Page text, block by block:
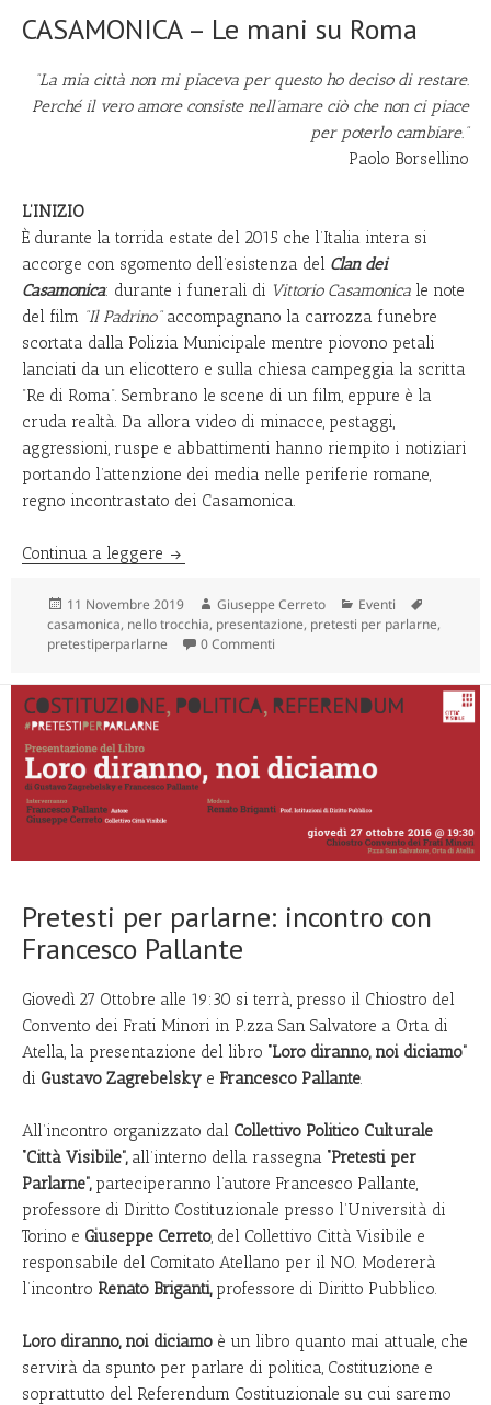
CASAMONICA – Le mani su Roma
“La mia città non mi piaceva per questo ho deciso di restare.
Perché il vero amore consiste nell’amare ciò che non ci piace
per poterlo cambiare.”
Paolo Borsellino
L’INIZIO
È durante la torrida estate del 2015 che l’Italia intera si
accorge con sgomento dell’esistenza del Clan dei
Casamonica: durante i funerali di Vittorio Casamonica le note
del film ”Il Padrino”accompagnano la carrozza funebre
scortata dalla Polizia Municipale mentre piovono petali
lanciati da un elicottero e sulla chiesa campeggia la scritta
”Re di Roma”. Sembrano le scene di un film, eppure è la
cruda realtà. Da allora video di minacce, pestaggi,
aggressioni, ruspe e abbattimenti hanno riempito i notiziari
portando l’attenzione dei media nelle periferie romane,
regno incontrastato dei Casamonica.
Continua a leggere CASAMONICA – Le mani su Roma
Scritto
il
11 Novembre 2019 Autore
Giuseppe Cerreto Categorie
Eventi
casamonica, nello trocchia, presentazione, pretesti per parlarne,
pretestiperparlarne
0 Commenti
Pretesti per parlarne: incontro con
Francesco Pallante
Giovedì 27 Ottobre alle 19:30 si terrà, presso il Chiostro del
Convento dei Frati Minori in P.zza San Salvatore a Orta di
Atella, la presentazione del libro “Loro diranno, noi diciamo”
di Gustavo Zagrebelsky e Francesco Pallante.
All’incontro organizzato dal Collettivo Politico Culturale
“Città Visibile”,all’interno della rassegna “Pretesti per
Parlarne”,parteciperanno l’autore Francesco Pallante,
professore di Diritto Costituzionale presso l’Università di
Torino e Giuseppe Cerreto, del Collettivo Città Visibile e
responsabile del Comitato Atellano per il NO. Modererà
l’incontro Renato Briganti, professore di Diritto Pubblico.
Loro diranno, noi diciamo è un libro quanto mai attuale, che
servirà da spunto per parlare di politica, Costituzione e
soprattutto del Referendum Costituzionale su cui saremo